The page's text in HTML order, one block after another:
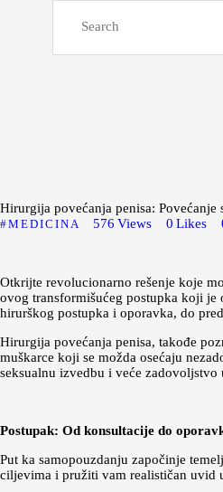
Hirurgija povećanja penisa:
MEDICINA 576 Views 0 Likes
Otkrijte revolucionarno rešenje koje
ovog transformišućeg postupka koji je
hirurškog postupka i oporavka, do
Hirurgija povećanja penisa, takođe
muškarce koji se možda osećaju
seksualnu izvedbu i veće
Postupak: Od konsultacije do
Put ka samopouzdanju započinje
ciljevima i pružiti vam realističan uvid